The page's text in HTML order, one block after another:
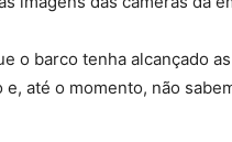
o barco tenha alcançado
até o momento, não